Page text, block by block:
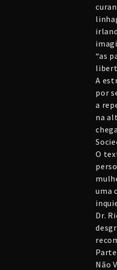
“as
A
por
a
na
O
uma
Dr.
Não